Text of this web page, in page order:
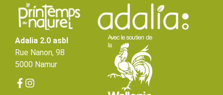
Adalia 2.0 asbl
Rue Nanon, 98
5000 Namur